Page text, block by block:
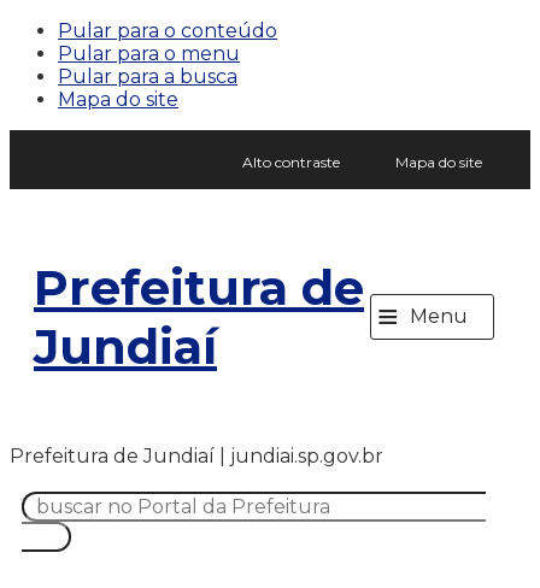
Pular para o conteúdo
Pular para o menu
Pular para a busca
Mapa do site
Alto contraste Mapa do site
Prefeitura de
Jundiaí
≡ Menu
Prefeitura de Jundiaí | jundiai.sp.gov.br